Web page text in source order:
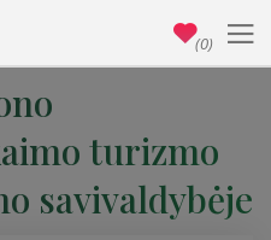
turizmo
savivaldybėje
(0)